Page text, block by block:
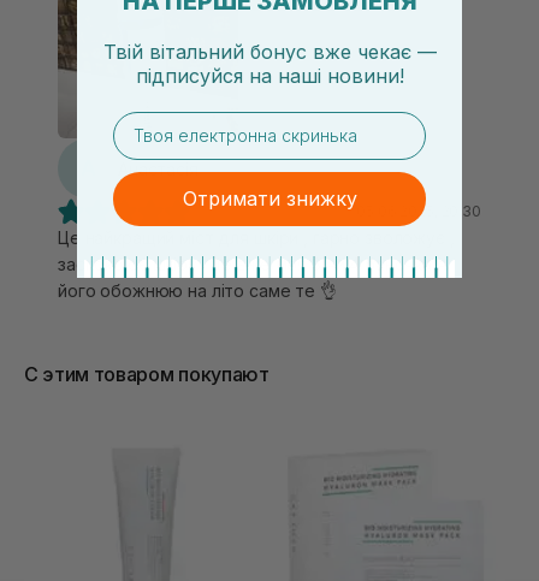
Анастасія
05.06.2025, 20:30
Це найкращий міст для шкіри , гарно зволожує ,
заспокоює шкіру , це вже моя 3 чи 4 баночка я
його обожнюю на літо саме те 👌
С этим товаром покупают
Твій вітальний бонус вже чекає —
підписуйся на наші новини!
email
Отримати знижку